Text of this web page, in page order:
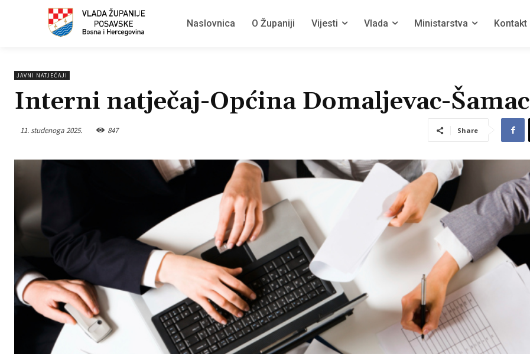
Naslovnica O Županiji Vijesti Vlada Ministarstva Kontakt
JAVNI NATJEČAJI
Interni natječaj-Općina Domaljevac-Šamac
11. studenoga 2025. 847 Share